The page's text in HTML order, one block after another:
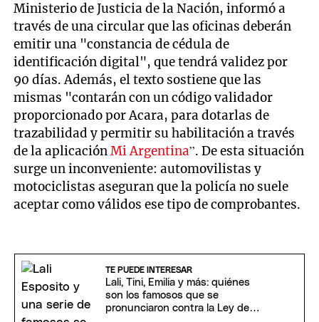
Ministerio de Justicia de la Nación, informó a
través de una circular que las oficinas deberán
emitir una "constancia de cédula de
identificación digital", que tendrá validez por
90 días. Además, el texto sostiene que las
mismas "contarán con un código validador
proporcionado por Acara, para dotarlas de
trazabilidad y permitir su habilitación a través
de la aplicaciónMi Argentina”. De esta situación
surge un inconveniente: automovilistas y
motociclistas aseguran que la policía no suele
aceptar como válidos ese tipo de comprobantes.
TE PUEDE INTERESAR
Lali, Tini, Emilia y más: quiénes
son los famosos que se
pronunciaron contra la Ley de